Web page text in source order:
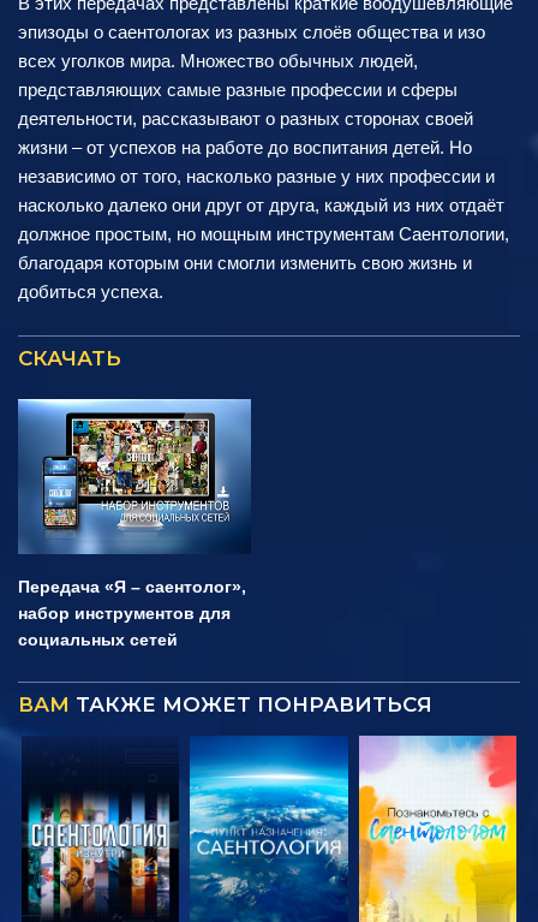
эпизоды о саентологах из разных слоёв общества и изо
всех уголков мира. Множество обычных людей,
представляющих самые разные профессии и сферы
деятельности, рассказывают о разных сторонах своей
жизни – от успехов на работе до воспитания детей. Но
независимо от того, насколько разные у них профессии и
насколько далеко они друг от друга, каждый из них отдаёт
должное простым, но мощным инструментам Саентологии,
благодаря которым они смогли изменить свою жизнь и
добиться успеха.
СКАЧАТЬ
Передача «Я – саентолог»,
набор инструментов для
социальных сетей
ВАМ ТАКЖЕ МОЖЕТ ПОНРАВИТЬСЯ